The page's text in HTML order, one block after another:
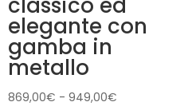
elegante con
gamba in
metallo
869,00€ - 949,00€